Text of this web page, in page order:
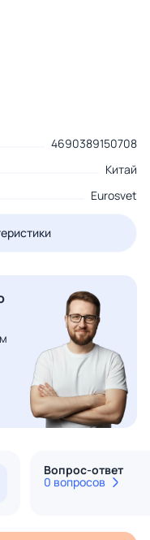
4690389150708
Китай
Eurosvet
Вопрос-ответ
0 вопросов